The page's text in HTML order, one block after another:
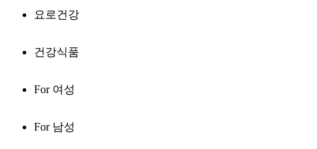
요로건강
건강식품
For 여성
For 남성